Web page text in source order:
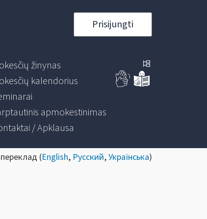
Prisijungti
žinynas
kalendorius
apmokestinimas
/ Apklausa
(English, Русский,Українська)